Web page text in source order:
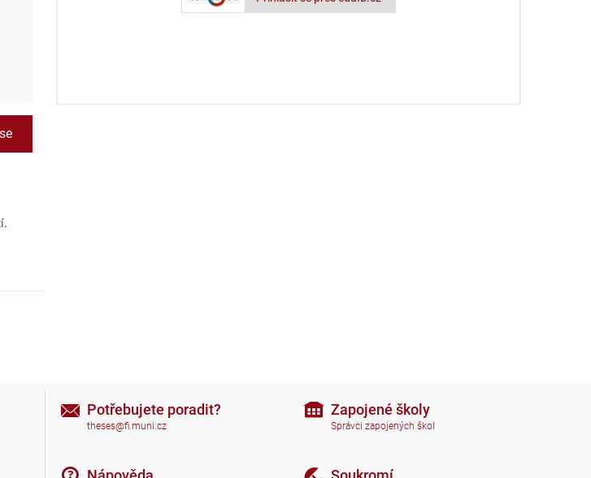
Potřebujete poradit?
theses@fi.muni.cz
Zapojené školy
Správci zapojených škol